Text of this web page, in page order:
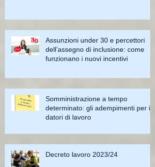
Assunzioni under 30 e percettori
dell’assegno di inclusione: come
funzionano i nuovi incentivi
Somministrazione a tempo
determinato: gli adempimenti per i
datori di lavoro
Decreto lavoro 2023/24